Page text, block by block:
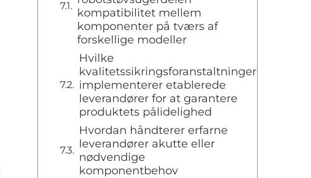
kompatibilitet mellem
komponenter på tværs af
forskellige modeller
Hvilke
kvalitetssikringsforanstaltninger
implementerer etablerede
leverandører for at garantere
produktets pålidelighed
Hvordan håndterer erfarne
leverandører akutte eller
nødvendige
komponentbehov